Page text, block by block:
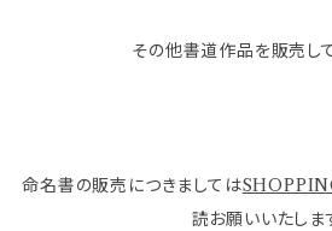
その他書道作品を販売して
命名書の販売につきましては
読お願いいたしま